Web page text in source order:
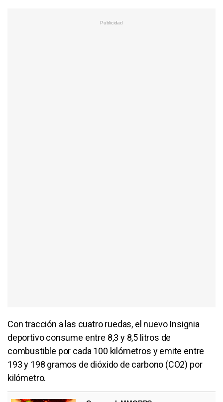
Con tracción a las cuatro ruedas, el nuevo Insignia
deportivo consume entre 8,3 y 8,5 litros de
combustible por cada 100 kilómetros y emite entre
193 y 198 gramos de dióxido de carbono (CO2) por
kilómetro.